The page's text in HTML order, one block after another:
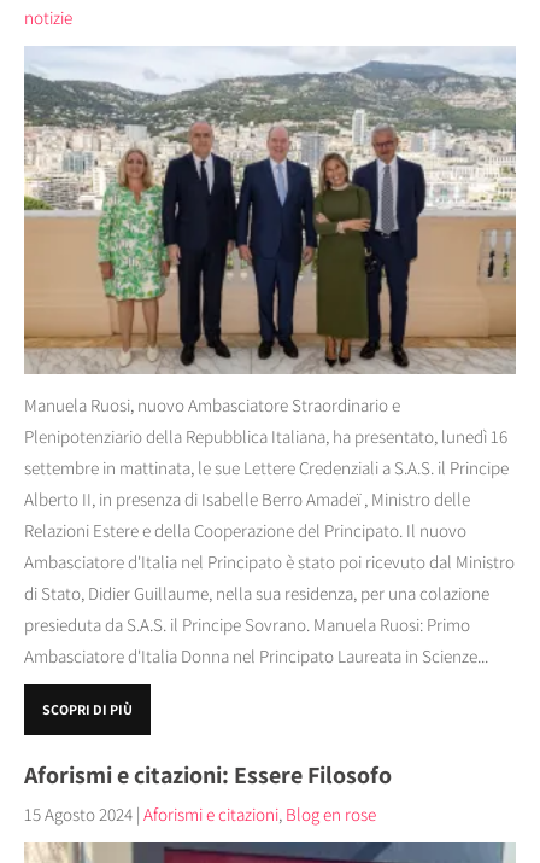
notizie
Manuela Ruosi, nuovo Ambasciatore Straordinario e
Plenipotenziario della Repubblica Italiana, ha presentato, lunedì 16
settembre in mattinata, le sue Lettere Credenziali a S.A.S. il Principe
Alberto II, in presenza di Isabelle Berro Amadeï , Ministro delle
Relazioni Estere e della Cooperazione del Principato. Il nuovo
Ambasciatore d'Italia nel Principato è stato poi ricevuto dal Ministro
di Stato, Didier Guillaume, nella sua residenza, per una colazione
presieduta da S.A.S. il Principe Sovrano. Manuela Ruosi: Primo
Ambasciatore d'Italia Donna nel Principato Laureata in Scienze...
SCOPRI DI PIÙ
Aforismi e citazioni: Essere Filosofo
15 Agosto 2024 | Aforismi e citazioni, Blog en rose